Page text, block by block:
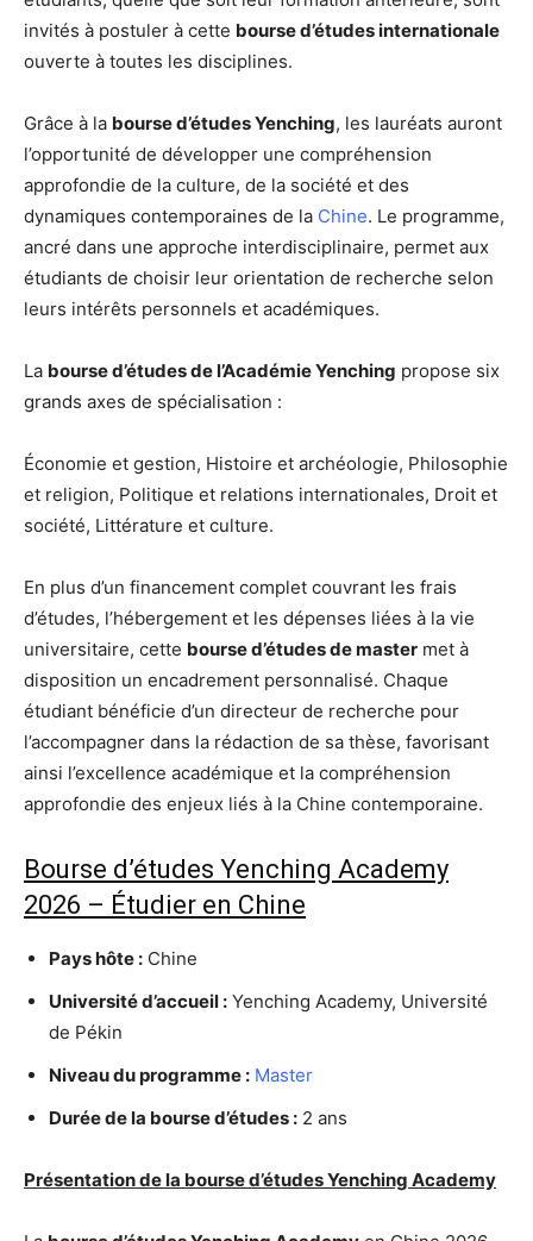
invités à postuler à cette bourse d’études internationale
ouverte à toutes les disciplines.
Grâce à la bourse d’études Yenching, les lauréats auront
l’opportunité de développer une compréhension
approfondie de la culture, de la société et des
dynamiques contemporaines de la Chine. Le programme,
ancré dans une approche interdisciplinaire, permet aux
étudiants de choisir leur orientation de recherche selon
leurs intérêts personnels et académiques.
La bourse d’études de l’Académie Yenching propose six
grands axes de spécialisation :
Économie et gestion, Histoire et archéologie, Philosophie
et religion, Politique et relations internationales, Droit et
société, Littérature et culture.
En plus d’un financement complet couvrant les frais
d’études, l’hébergement et les dépenses liées à la vie
universitaire, cette bourse d’études de master met à
disposition un encadrement personnalisé. Chaque
étudiant bénéficie d’un directeur de recherche pour
l’accompagner dans la rédaction de sa thèse, favorisant
ainsi l’excellence académique et la compréhension
approfondie des enjeux liés à la Chine contemporaine.
Bourse d’études Yenching Academy
2026 – Étudier en Chine
Pays hôte : Chine
Université d’accueil : Yenching Academy, Université
de Pékin
Niveau du programme : Master
Durée de la bourse d’études : 2 ans
Présentation de la bourse d’études Yenching Academy